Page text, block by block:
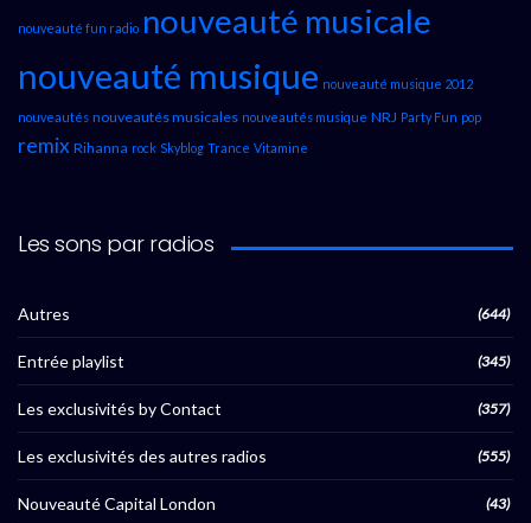
nouveauté fun radio nouveauté musicale
nouveauté musique nouveauté musique 2012
nouveautés nouveautés musicales nouveautés musique NRJ Party Fun pop
remix Rihanna rock Skyblog Trance Vitamine
Les sons par radios
Autres (644)
Entrée playlist (345)
Les exclusivités by Contact (357)
Les exclusivités des autres radios (555)
Nouveauté Capital London (43)